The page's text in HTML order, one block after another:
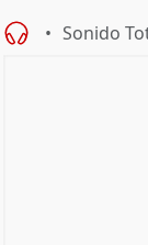
Sonido